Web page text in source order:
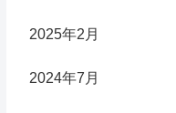
2025年2月
2024年7月